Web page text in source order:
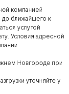
компанией
до ближайшего к
услугой
Условия адресной
Новгороде при
уточняйте у